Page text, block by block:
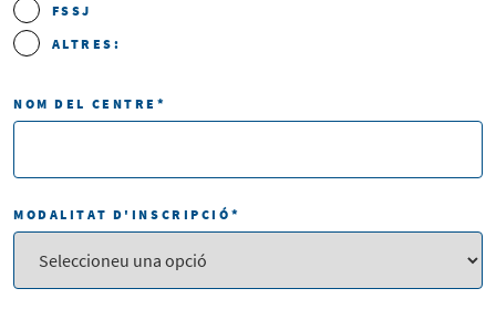
FSSJ
ALTRES:
NOM DEL CENTRE *
MODALITAT D'INSCRIPCIÓ *